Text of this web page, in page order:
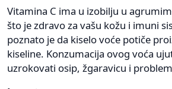
Vitamina C ima u izobilju u
što je zdravo za vašu kožu i imuni
poznato je da kiselo voće potiče
kiseline. Konzumacija ovog voća
uzrokovati osip, žgaravicu i